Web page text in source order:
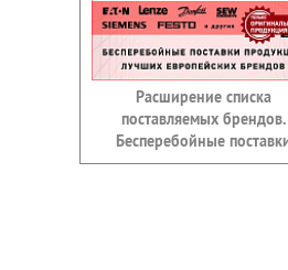
Расширение списка
поставляемых брендов.
Бесперебойные